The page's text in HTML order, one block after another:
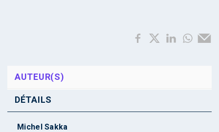
AUTEUR(S)
DÉTAILS
Michel Sakka